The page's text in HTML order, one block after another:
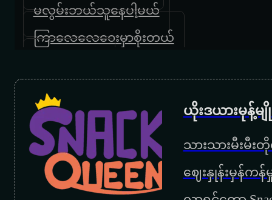
မလွမ်းဘယ်သူနေပါ့မယ်
ကြာလေလေ၀ေးမှာစိုးတယ်
ချစ်သူ့နယ်မြေ
နောင်အင်းလေး
လွမ်းငွေ့ဝေဝေ
ဆယ်မိုးဆယ်နွေမျှော်လေလေဝေး
ယိုးဒယားမုန့်
သားသားမီးမီး
ဈေးနှုန်းမှန်က